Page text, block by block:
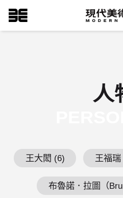
到
主
現代美術
人
王大閎 (6) 王福瑞
布魯諾．拉圖（